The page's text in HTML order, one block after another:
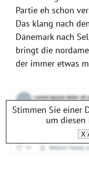
Partie eh schon
Das klang nach
Dänemark nach
bringt die
der immer etwas
Stimmen Sie einer
um diesen
X